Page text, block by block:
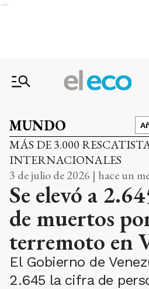
Ads
MUNDO
MÁS DE 3.000
INTERNACIONALES
3 de julio de 2026 | hace un
Se elevó a
de muertos
terremoto en
El Gobierno de
2.645 la cifra de